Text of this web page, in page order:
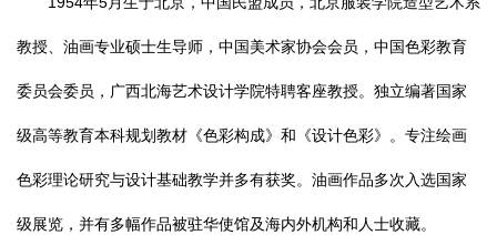
教授、油画专业硕士生导师，中国美术家协会会员，中国色彩教育
委员会委员，广西北海艺术设计学院特聘客座教授。独立编著国家
级高等教育本科规划教材《色彩构成》和《设计色彩》。专注绘画
色彩理论研究与设计基础教学并多有获奖。油画作品多次入选国家
级展览，并有多幅作品被驻华使馆及海内外机构和人士收藏。